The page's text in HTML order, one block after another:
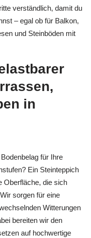
verständlich, damit du
– egal ob für Balkon,
und Steinböden mit
in
für Ihre
Ein Steinteppich
Oberfläche, die sich
sorgen für eine
Witterungen
bereiten wir den
auf hochwertige